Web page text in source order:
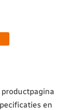
productpagina
en